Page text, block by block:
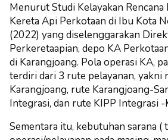
Menurut Studi Kelayakan
Kereta Api Perkotaan di Ibu Kota
(2022) yang diselenggarakan
Perkeretaapian, depo KA
di Karangjoang. Pola operasi KA,
terdiri dari 3 rute pelayanan, yakni
Karangjoang, rute Karangjoang-
Integrasi, dan rute KIPP Integrasi -
Sementara itu, kebutuhan sarana